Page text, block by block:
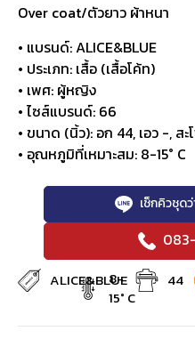
Over coat/ตัวยาว ผ้าหนา
• แบรนด์: ALICE&BLUE
• ประเภท: เสื้อ (เสื้อโค้ท)
• เพศ: ผู้หญิง
• ไซส์แบรนด์: 66
• ขนาด (นิ้ว): อก 44, เอว -, ส
• อุณหภูมิที่เหมาะสม: 8-15° C
เช็กคิวชุด
ALICE&BLUE
8-
15° C
44